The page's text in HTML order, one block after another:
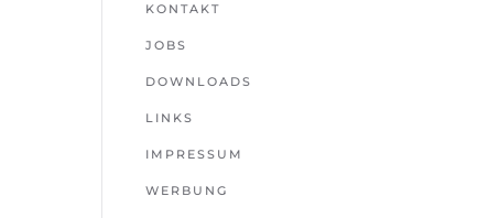
KONTAKT
JOBS
DOWNLOADS
LINKS
IMPRESSUM
WERBUNG